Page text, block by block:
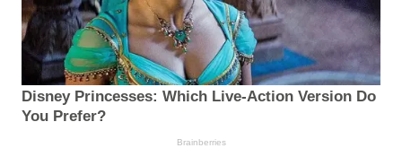
Disney Princesses: Which Live-Action Version Do
You Prefer?
Brainberries